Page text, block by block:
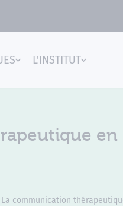
L'INSTITUT
en
La communication